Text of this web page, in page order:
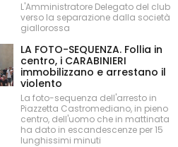
L'Amministratore Delegato del club
verso la separazione dalla società
giallorossa
LA FOTO-SEQUENZA. Follia in
centro, i CARABINIERI
immobilizzano e arrestano il
violento
La foto-sequenza dell'arresto in
Piazzetta Castromediano, in pieno
centro, dell'uomo che in mattinata
ha dato in escandescenze per 15
lunghissimi minuti